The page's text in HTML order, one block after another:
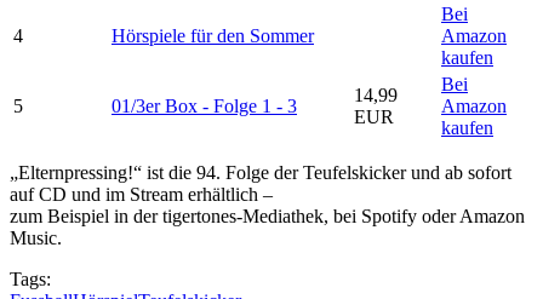
4 Hörspiele für den Sommer
Bei
Amazon
kaufen
5 01/3er Box - Folge 1 - 3
14,99
EUR
Bei
Amazon
kaufen
„Elternpressing!“ ist die 94. Folge der Teufelskicker und ab sofort
auf CD und im Stream erhältlich –
zum Beispiel in der tigertones-Mediathek, bei Spotify oder Amazon
Music.
Tags: